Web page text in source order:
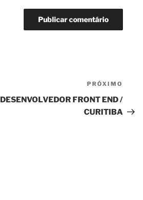
post
PRÓXIMO
DESENVOLVEDOR FRONT END /
CURITIBA